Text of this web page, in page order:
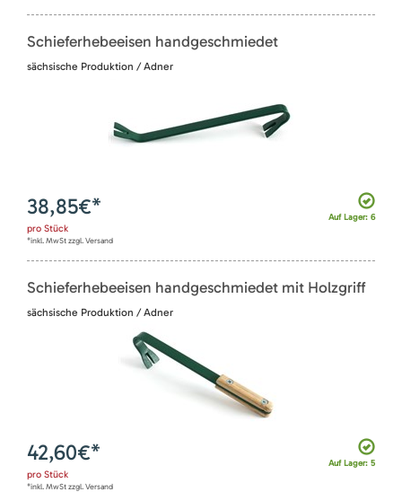
Schieferhebeeisen handgeschmiedet
sächsische Produktion / Adner
Auf Lager: 6
38,85€*
pro Stück
*inkl. MwSt zzgl. Versand
Schieferhebeeisen handgeschmiedet mit Holzgriff
sächsische Produktion / Adner
Auf Lager: 5
42,60€*
pro Stück
*inkl. MwSt zzgl. Versand